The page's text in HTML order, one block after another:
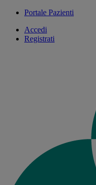
Portale Pazienti
Accedi
Registrati